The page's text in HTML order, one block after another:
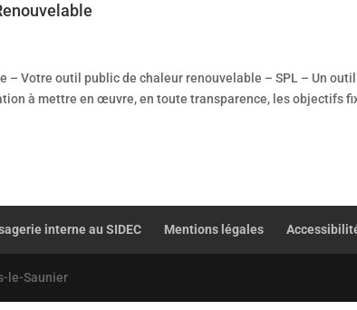
– Votre outil public de chaleur renouvelable – SPL – Un
à mettre en œuvre, en toute transparence, les objectifs
interne au SIDEC Mentions légales
le-Saunier